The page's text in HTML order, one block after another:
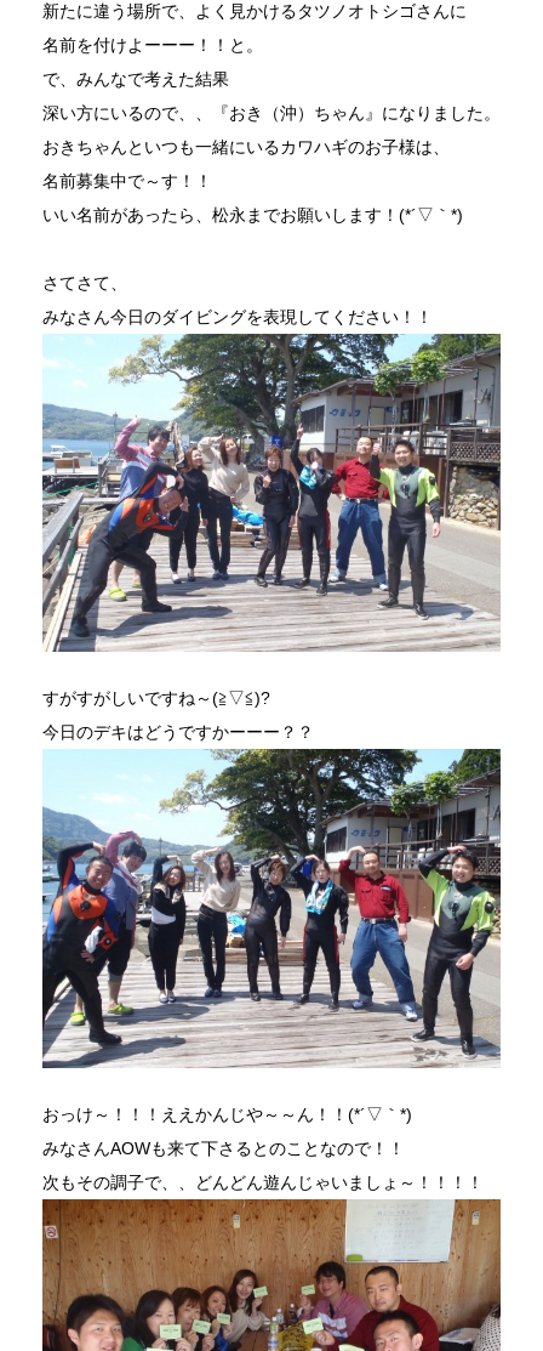
新たに違う場所で、よく見かけるタツノオトシゴさんに
名前を付けよーーー！！と。
で、みんなで考えた結果
深い方にいるので、、『おき（沖）ちゃん』になりました。
おきちゃんといつも一緒にいるカワハギのお子様は、
名前募集中で～す！！
いい名前があったら、松永までお願いします！(*´▽｀*)
さてさて、
みなさん今日のダイビングを表現してください！！
すがすがしいですね～(≧▽≦)?
今日のデキはどうですかーーー？？
おっけ～！！！ええかんじや～～ん！！(*´▽｀*)
みなさんAOWも来て下さるとのことなので！！
次もその調子で、、どんどん遊んじゃいましょ～！！！！